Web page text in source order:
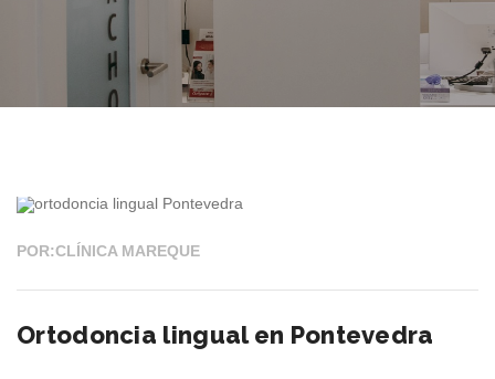
POR:CLÍNICA MAREQUE
Ortodoncia lingual en Pontevedra